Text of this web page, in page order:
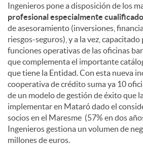
Ingenieros pone a disposición de los
profesional especialmente cualificado
de asesoramiento (inversiones,
riesgos-seguros), y a la vez,
funciones operativas de las oficinas
que complementa el importante
que tiene la Entidad. Con esta nueva
cooperativa de crédito suma ya 10
de un modelo de gestión de éxito que
implementar en Mataró dado el
socios en el Maresme (57% en dos
Ingenieros gestiona un volumen de
millones de euros.